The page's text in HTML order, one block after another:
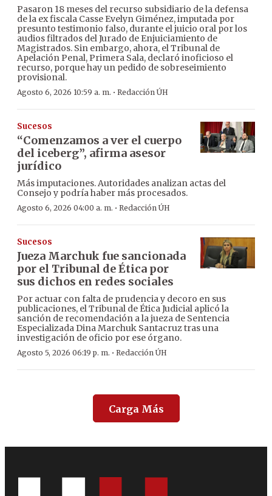
Pasaron 18 meses del recurso subsidiario de la defensa
de la ex fiscala Casse Evelyn Giménez, imputada por
presunto testimonio falso, durante el juicio oral por los
audios filtrados del Jurado de Enjuiciamiento de
Magistrados. Sin embargo, ahora, el Tribunal de
Apelación Penal, Primera Sala, declaró inoficioso el
recurso, porque hay un pedido de sobreseimiento
provisional.
Agosto 6, 2026 10:59 a. m. · Redacción ÚH
Sucesos
“Comenzamos a ver el cuerpo
del iceberg”, afirma asesor
jurídico
Más imputaciones. Autoridades analizan actas del
Consejo y podría haber más procesados.
Agosto 6, 2026 04:00 a. m. · Redacción ÚH
Sucesos
Jueza Marchuk fue sancionada
por el Tribunal de Ética por
sus dichos en redes sociales
Por actuar con falta de prudencia y decoro en sus
publicaciones, el Tribunal de Ética Judicial aplicó la
sanción de recomendación a la jueza de Sentencia
Especializada Dina Marchuk Santacruz tras una
investigación de oficio por ese órgano.
Agosto 5, 2026 06:19 p. m. · Redacción ÚH
Carga Más